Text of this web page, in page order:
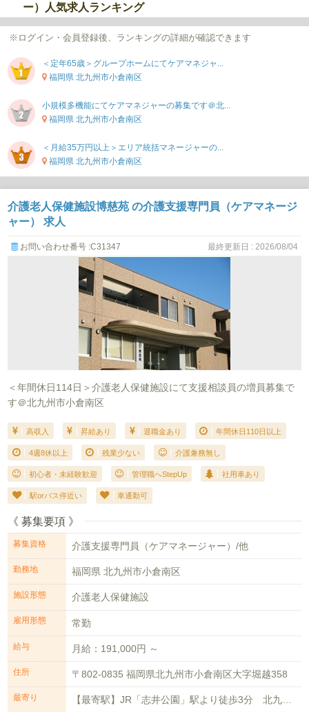
ー）人気求人ランキング
※ログイン・会員登録後、ランキングの詳細が確認できます
＜定年65歳＞グループホームにてケアマネジャ...
福岡県 北九州市小倉南区
小規模多機能にてケアマネジャーの募集です＠北...
福岡県 北九州市小倉南区
＜月給35万円以上＞エリア統括マネージャーの...
福岡県 北九州市小倉南区
介護老人保健施設博慈苑 の介護支援専門員（ケアマネージ
ャー） 求人
お問い合わせ番号 :C31347 最終更新日 : 2026/08/04
＜年間休日114日＞介護老人保健施設にて支援相談員の増員募集で
す＠北九州市小倉南区
高収入 昇給あり 退職金あり 年間休日110日以上
4週8休以上 残業少ない 介護兼務無し
初心者・未経験歓迎 管理職へStepUp 社用車あり
駅orバス停近い 車通勤可
《 募集要項 》
募集資格 介護支援専門員（ケアマネージャー）/他
勤務地 福岡県 北九州市小倉南区
施設形態 介護老人保健施設
雇用形態 常勤
給与 月給：191,000円 ～
住所 〒802-0835 福岡県北九州市小倉南区大字堀越358
最寄り